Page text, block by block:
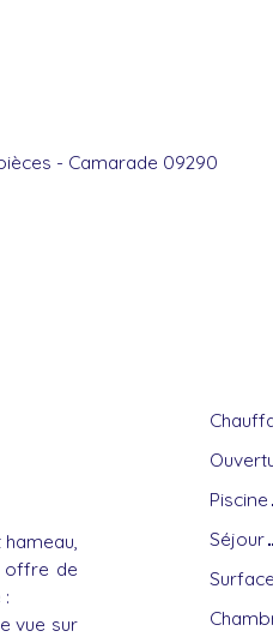
- Camarade 09290
offre de
vue sur
Piscine
Séjour